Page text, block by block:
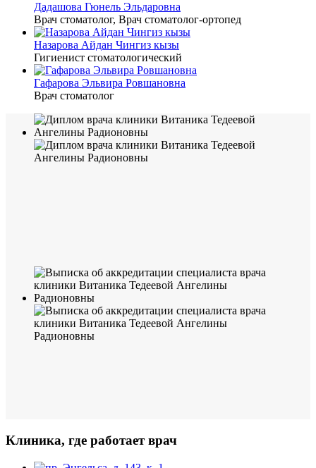
Дадашова Гюнель Эльдаровна
Врач стоматолог, Врач стоматолог-ортопед
Назарова Айдан Чингиз кызы
Гигиенист стоматологический
Гафарова Эльвира Ровшановна
Врач стоматолог
Клиника, где работает врач